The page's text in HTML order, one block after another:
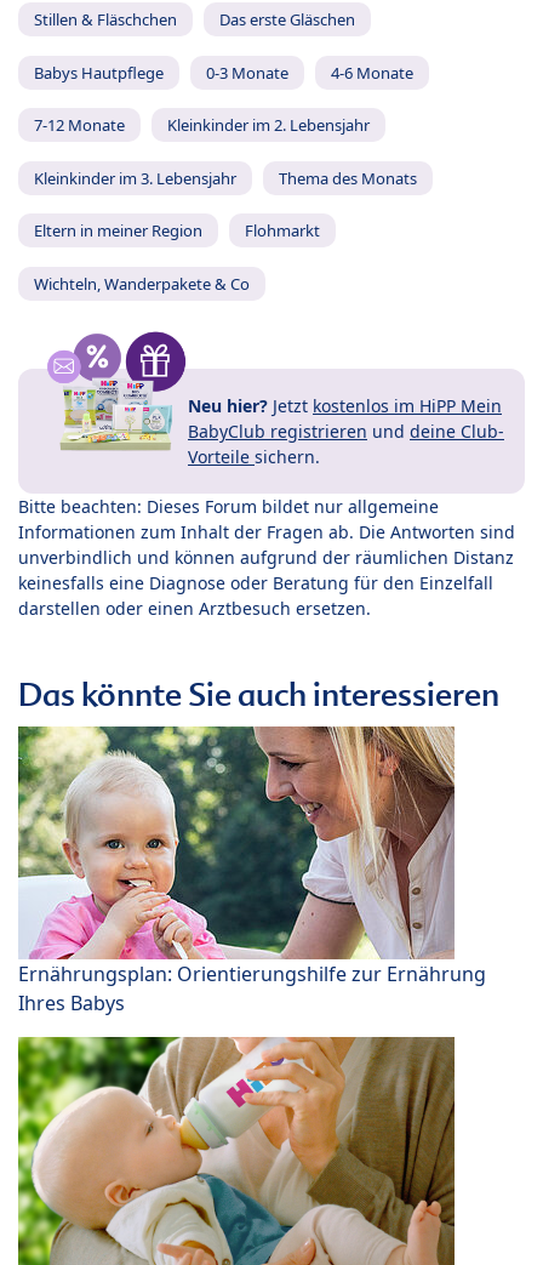
Stillen & Fläschchen Das erste Gläschen
Babys Hautpflege 0-3 Monate 4-6 Monate
7-12 Monate Kleinkinder im 2. Lebensjahr
Kleinkinder im 3. Lebensjahr Thema des Monats
Eltern in meiner Region Flohmarkt
Wichteln, Wanderpakete & Co
Neu hier? Jetzt kostenlos im HiPP Mein
BabyClub registrieren und deine Club-
Vorteile sichern.
Bitte beachten: Dieses Forum bildet nur allgemeine
Informationen zum Inhalt der Fragen ab. Die Antworten sind
unverbindlich und können aufgrund der räumlichen Distanz
keinesfalls eine Diagnose oder Beratung für den Einzelfall
darstellen oder einen Arztbesuch ersetzen.
Das könnte Sie auch interessieren
Ernährungsplan: Orientierungshilfe zur Ernährung
Ihres Babys